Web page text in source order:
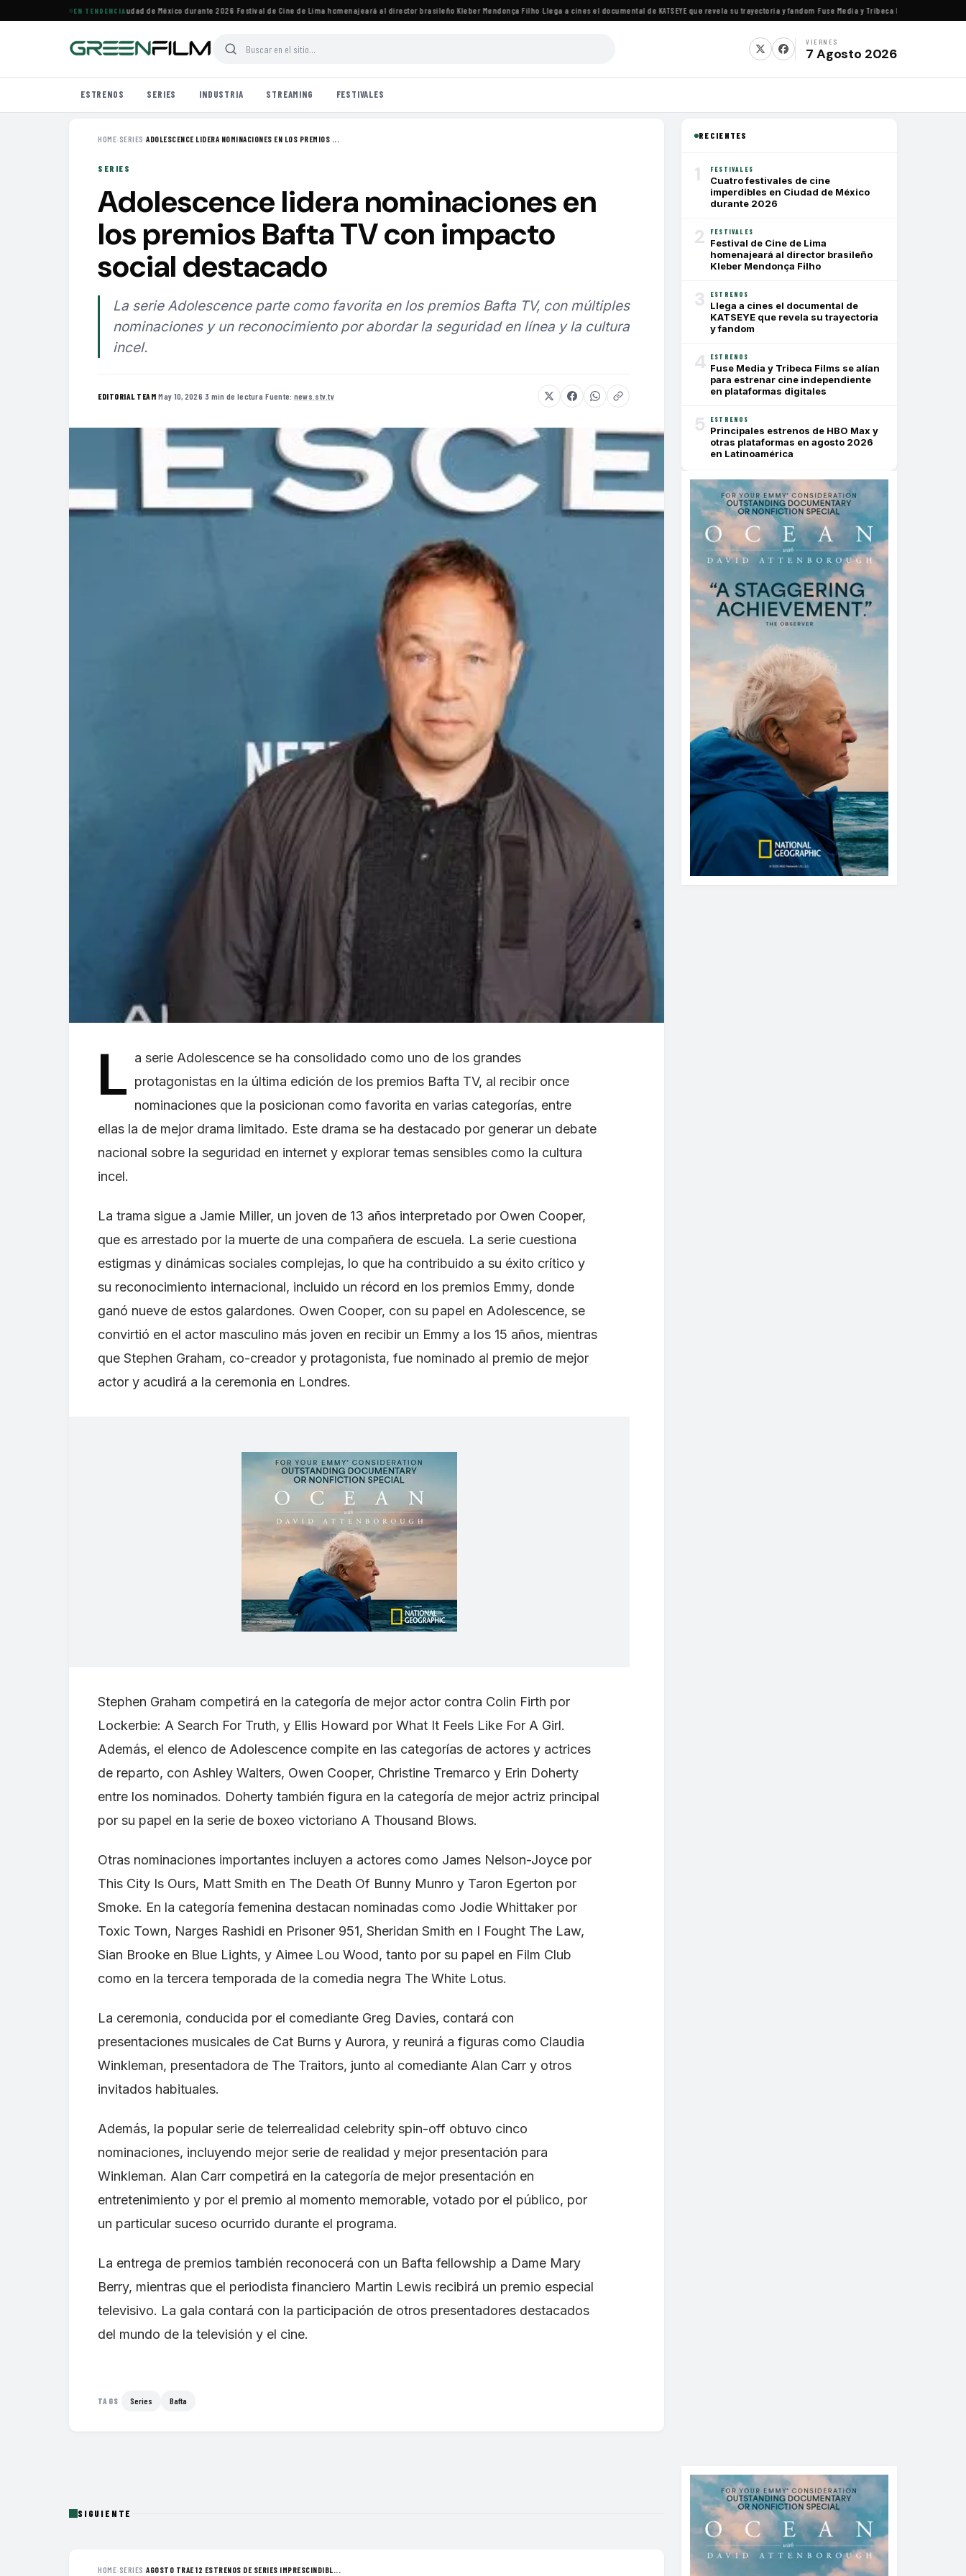
EN TENDENCIA
de cine imperdibles en Ciudad de México durante 2026·Festival de Cine de Lima homenajeará al director brasileño Kleber Mendonça Filho·Llega a cines el documental de KATSEYE que revela su trayectoria y fandom·Fuse Media y Tribeca Films se alían para
VIERNES
7 Agosto 2026
ESTRENOS SERIES INDUSTRIA STREAMING FESTIVALES
HOME› SERIES ›ADOLESCENCE LIDERA NOMINACIONES EN LOS PREMIOS ...
SERIES
Adolescence lidera nominaciones en
los premios Bafta TV con impacto
social destacado
La serie Adolescence parte como favorita en los premios Bafta TV, con múltiples
nominaciones y un reconocimiento por abordar la seguridad en línea y la cultura
incel.
EDITORIAL TEAM·May 10, 2026·3 min de lectura·Fuente: news.stv.tv
L a serie Adolescence se ha consolidado como uno de los grandes
protagonistas en la última edición de los premios Bafta TV, al recibir once
nominaciones que la posicionan como favorita en varias categorías, entre
ellas la de mejor drama limitado. Este drama se ha destacado por generar un debate
nacional sobre la seguridad en internet y explorar temas sensibles como la cultura
incel.
La trama sigue a Jamie Miller, un joven de 13 años interpretado por Owen Cooper,
que es arrestado por la muerte de una compañera de escuela. La serie cuestiona
estigmas y dinámicas sociales complejas, lo que ha contribuido a su éxito crítico y
su reconocimiento internacional, incluido un récord en los premios Emmy, donde
ganó nueve de estos galardones. Owen Cooper, con su papel en Adolescence, se
convirtió en el actor masculino más joven en recibir un Emmy a los 15 años, mientras
que Stephen Graham, co-creador y protagonista, fue nominado al premio de mejor
actor y acudirá a la ceremonia en Londres.
Stephen Graham competirá en la categoría de mejor actor contra Colin Firth por
Lockerbie: A Search For Truth, y Ellis Howard por What It Feels Like For A Girl.
Además, el elenco de Adolescence compite en las categorías de actores y actrices
de reparto, con Ashley Walters, Owen Cooper, Christine Tremarco y Erin Doherty
entre los nominados. Doherty también figura en la categoría de mejor actriz principal
por su papel en la serie de boxeo victoriano A Thousand Blows.
Otras nominaciones importantes incluyen a actores como James Nelson-Joyce por
This City Is Ours, Matt Smith en The Death Of Bunny Munro y Taron Egerton por
Smoke. En la categoría femenina destacan nominadas como Jodie Whittaker por
Toxic Town, Narges Rashidi en Prisoner 951, Sheridan Smith en I Fought The Law,
Sian Brooke en Blue Lights, y Aimee Lou Wood, tanto por su papel en Film Club
como en la tercera temporada de la comedia negra The White Lotus.
La ceremonia, conducida por el comediante Greg Davies, contará con
presentaciones musicales de Cat Burns y Aurora, y reunirá a figuras como Claudia
Winkleman, presentadora de The Traitors, junto al comediante Alan Carr y otros
invitados habituales.
Además, la popular serie de telerrealidad celebrity spin-off obtuvo cinco
nominaciones, incluyendo mejor serie de realidad y mejor presentación para
Winkleman. Alan Carr competirá en la categoría de mejor presentación en
entretenimiento y por el premio al momento memorable, votado por el público, por
un particular suceso ocurrido durante el programa.
La entrega de premios también reconocerá con un Bafta fellowship a Dame Mary
Berry, mientras que el periodista financiero Martin Lewis recibirá un premio especial
televisivo. La gala contará con la participación de otros presentadores destacados
del mundo de la televisión y el cine.
TAGS Series Bafta
RECIENTES
1 FESTIVALES
Cuatro festivales de cine
imperdibles en Ciudad de México
durante 2026
2 FESTIVALES
Festival de Cine de Lima
homenajeará al director brasileño
Kleber Mendonça Filho
3 ESTRENOS
Llega a cines el documental de
KATSEYE que revela su trayectoria
y fandom
4 ESTRENOS
Fuse Media y Tribeca Films se alían
para estrenar cine independiente
en plataformas digitales
5 ESTRENOS
Principales estrenos de HBO Max y
otras plataformas en agosto 2026
en Latinoamérica
SIGUIENTE
HOME› SERIES ›AGOSTO TRAE 12 ESTRENOS DE SERIES IMPRESCINDIBL...